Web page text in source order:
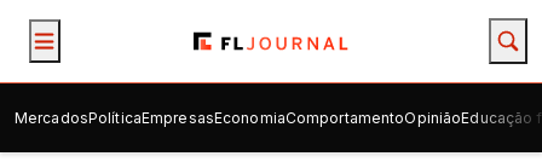
MercadosPolíticaEmpresasEconomiaComportamentoOpiniãoEducação